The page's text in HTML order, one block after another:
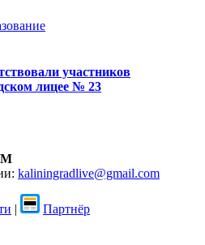
участников
лицее № 23
kaliningradlive@gmail.com
|
Партнёр